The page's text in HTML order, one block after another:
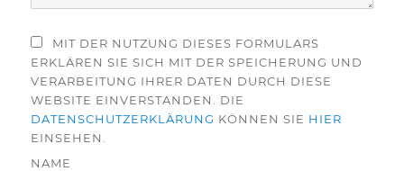
MIT DER NUTZUNG DIESES FORMULARS
ERKLÄREN SIE SICH MIT DER SPEICHERUNG UND
VERARBEITUNG IHRER DATEN DURCH DIESE
WEBSITE EINVERSTANDEN. DIE
DATENSCHUTZERKLÄRUNG KÖNNEN SIE HIER
EINSEHEN.
NAME